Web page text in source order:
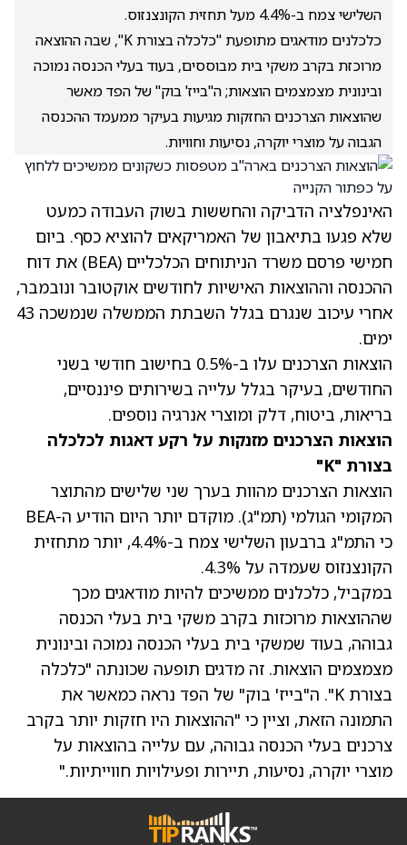
השלישי צמח ב-4.4% מעל תחזית הקונצנזוס.
כלכלנים מודאגים מתופעת "כלכלה בצורת K", שבה ההוצאה
מרוכזת בקרב משקי בית מבוססים, בעוד בעלי הכנסה נמוכה
ובינונית מצמצמים הוצאות; ה"בייז' בוק" של הפד מאשר
שהוצאות הצרכנים החזקות מגיעות בעיקר ממעמד ההכנסה
הגבוה על מוצרי יוקרה, נסיעות וחוויות.
האינפלציה הדביקה והחששות בשוק העבודה כמעט
שלא פגעו בתיאבון של האמריקאים להוציא כסף. ביום
חמישי פרסם משרד הניתוחים הכלכליים (BEA) את
דוח
ההכנסה וההוצאות האישיות לחודשים אוקטובר ונובמבר,
אחרי עיכוב שנגרם בגלל השבתת הממשלה שנמשכה 43
ימים.
הוצאות הצרכנים עלו ב-0.5% בחישוב חודשי בשני
החודשים, בעיקר בגלל עלייה בשירותים פיננסיים,
בריאות, ביטוח, דלק ומוצרי אנרגיה נוספים.
הוצאות הצרכנים מזנקות על רקע דאגות לכלכלה
בצורת "K"
הוצאות הצרכנים מהוות בערך שני שלישים מהתוצר
המקומי הגולמי (תמ"ג). מוקדם יותר היום הודיע ה-BEA
כי התמ"ג ברבעון השלישי צמח ב-4.4%, יותר מתחזית
הקונצנזוס שעמדה על 4.3%.
במקביל, כלכלנים ממשיכים להיות מודאגים מכך
שההוצאות מרוכזות בקרב משקי בית בעלי הכנסה
גבוהה, בעוד שמשקי בית בעלי הכנסה נמוכה ובינונית
מצמצמים הוצאות. זה מדגים תופעה שכונתה "כלכלה
בצורת K". ה"בייז' בוק" של הפד נראה כמאשר את
התמונה הזאת, וציין כי "ההוצאות היו חזקות יותר בקרב
צרכנים בעלי הכנסה גבוהה, עם עלייה בהוצאות על
מוצרי יוקרה, נסיעות, תיירות ופעילויות חווייתיות."